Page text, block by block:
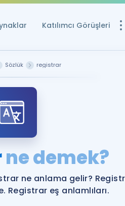
Katılımcı Görüşleri
YDS ve YÖKDİL
YDS ve YÖKDİL'e
Sözlük registrar
ne demek?
ne anlama gelir?
Registrar eş anlamlıları.